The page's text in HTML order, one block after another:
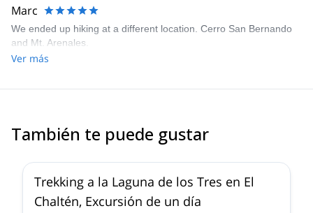
Marc
We ended up hiking at a different location. Cerro San Bernando
and Mt. Arenales.
Ver más
También te puede gustar
Trekking a la Laguna de los Tres en El
Chaltén, Excursión de un día